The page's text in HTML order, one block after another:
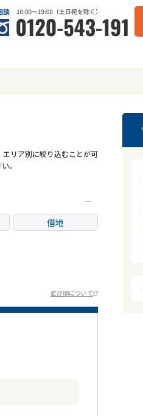
リア別に絞り込むことが可
。
借地
並び順について